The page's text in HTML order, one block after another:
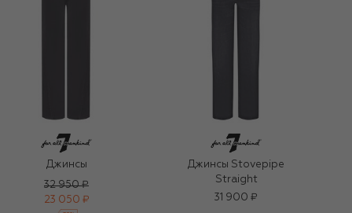
Джинсы
32 950 ₽
23 050 ₽
Джинсы Stovepipe
Straight
31 900 ₽